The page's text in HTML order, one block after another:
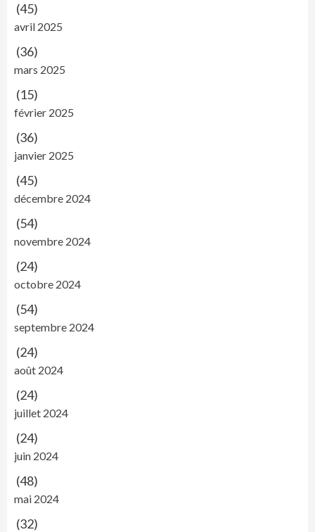
(45)
avril 2025
(36)
mars 2025
(15)
février 2025
(36)
janvier 2025
(45)
décembre 2024
(54)
novembre 2024
(24)
octobre 2024
(54)
septembre 2024
(24)
août 2024
(24)
juillet 2024
(24)
juin 2024
(48)
mai 2024
(32)